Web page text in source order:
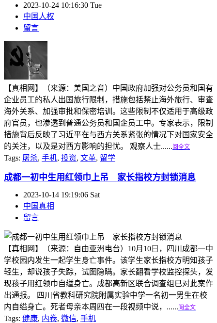
2023-10-24 10:16:30 Tue
中国人权
留言
【真相网】（来源：美国之音）中国政府加强对公务员和国有
企业员工的私人出国旅行限制，措施包括禁止海外旅行、审查
海外关系、加强审批和保密培训。这些限制不仅适用于高级政
府官员，也渗透到普通公务员和国企员工中。专家表示，限制
措施背后反映了习近平在与西方关系紧张的情况下对国家安全
的关注，以及是对西方影响的担忧。 观察人士......阅全文
Tags: 屠杀, 手机, 投资, 文革, 留学
成都一初中生用红领巾上吊 家长指校方封锁消息
2023-10-14 19:19:06 Sat
中国真相
留言
【真相网】（来源：自由亚洲电台）10月10日，四川成都一中
学校园内发生一起学生身亡事件。该学生家长指校方明知孩子
轻生，却说孩子失踪，试图隐瞒。家长翻看学校监控探头，发
现孩子用红领巾自缢身亡。成都高新区联合调查组已对此案作
出通报。 四川省教科研究院附属实验中学一名初一男生在校
内自缢身亡。死者母亲本周四在一段视频中说，......阅全文
Tags: 健康, 内卷, 微信, 手机